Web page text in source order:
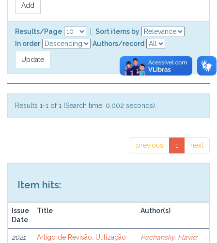
Results/Page
Sort items by
In order
Authors/record
Results 1-1 of 1 (Search time: 0.002 seconds).
previous 1 next
Item hits:
Issue
Date
Title Author(s)
2021
Artigo de Revisão: Utilização
Pechansky, Flavio;